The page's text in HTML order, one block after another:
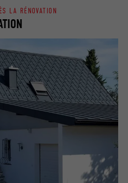
LA RÉNOVATION
par LinkedIn lorsqu'un site
contient une fenêtre « Suivez-
» intégrée.
par le service de réseau social
pour suivre l'utilisation de
intégrés.